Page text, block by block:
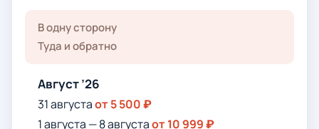
В одну сторону
Туда и обратно
Август ’26
31 августаот 5 500 ₽
1 августа — 8 августаот 10 999 ₽